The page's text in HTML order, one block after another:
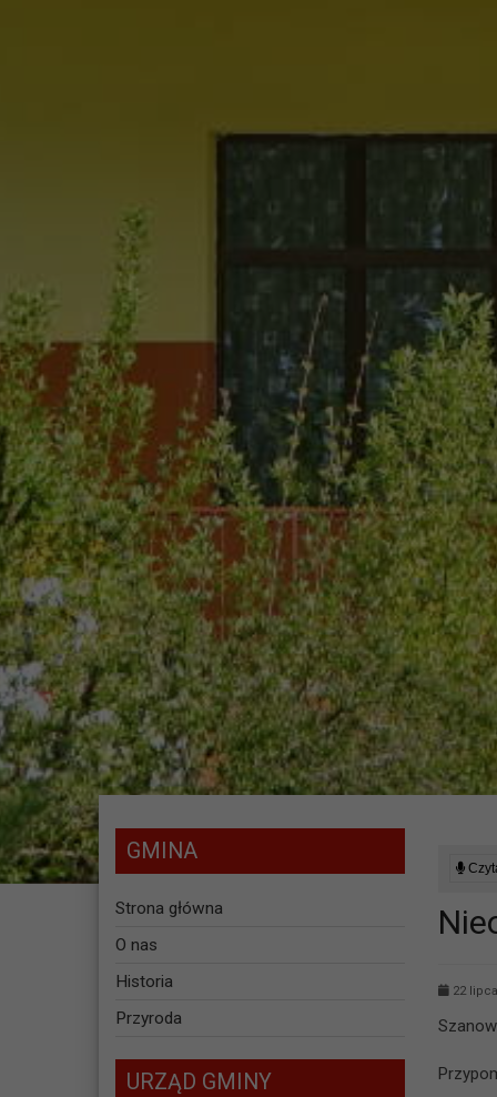
GMINA
Strona główna
O nas
Historia
Przyroda
URZĄD GMINY
22